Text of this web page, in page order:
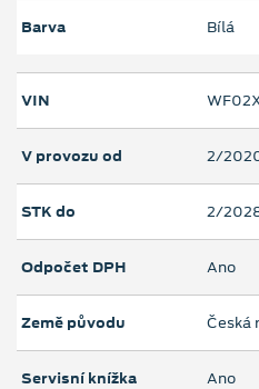
Barva Bílá
VIN
V provozu od 2/
STK do 2/
Odpočet DPH Ano
Země původu Česká
Servisní knížka Ano